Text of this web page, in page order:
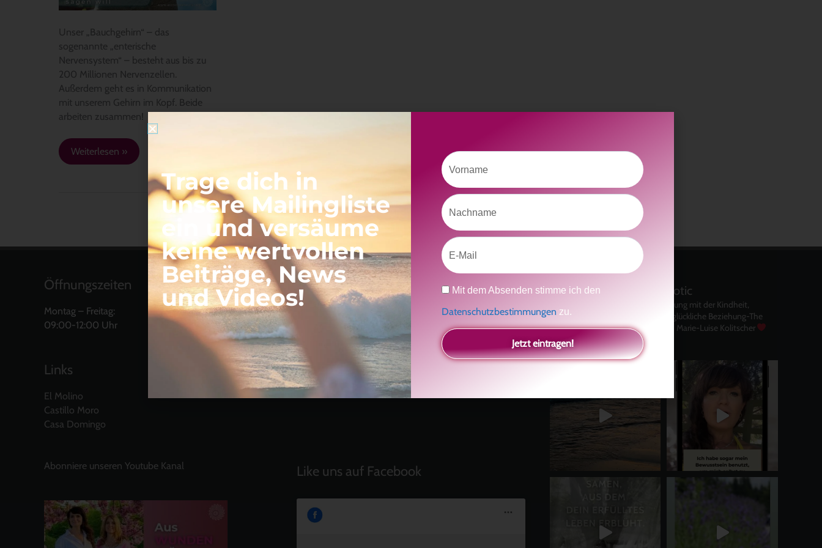
Unser „Bauchgehirn“ – das
sogenannte „enterische
Nervensystem“ – besteht aus bis zu
200 Millionen Nervenzellen.
Außerdem geht es in Kommunikation
mit unserem Gehirn im Kopf. Beide
arbeiten zusammen!
Weiterlesen »
Öffnungszeiten
Montag – Freitag:
09:00-12:00 Uhr
Links
El Molino
Castillo Moro
Casa Domingo
Abonniere unseren Youtube Kanal
Neueste Beiträge
Radikal ehrlich
Der Teil von dir, der gesehen werden möchte
Vielleicht geht es gar nicht darum, noch mehr zu
verstehen
Manchmal braucht es einfach eine kleine Auszeit
Berührung, Begegnung und ein neuer Podcast
Like uns auf Facebook
kolitscher.by.biotic
Selbstliebe, Aussöhnung mit der Kindheit,
Potenzial entfalten, glückliche Beziehung-The
Master KeyAsha und Marie-Luise Kolitscher
Sisterlove
Trage dich in
unsere Mailingliste
ein und versäume
keine wertvollen
Beiträge, News
und Videos!
Vorname
Nachname
Email
Datenschutz
Mit dem Absenden stimme ich den
Datenschutzbestimmungen zu.
Jetzt eintragen!